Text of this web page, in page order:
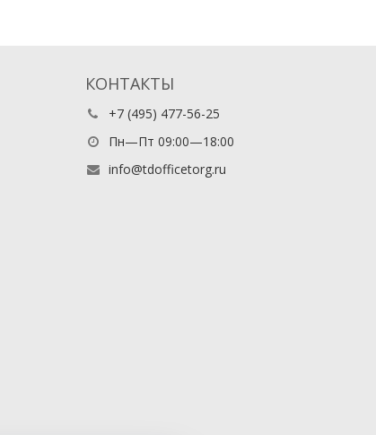
КОНТАКТЫ
+7 (495) 477-56-25
Пн—Пт 09:00—18:00
info@tdofficetorg.ru